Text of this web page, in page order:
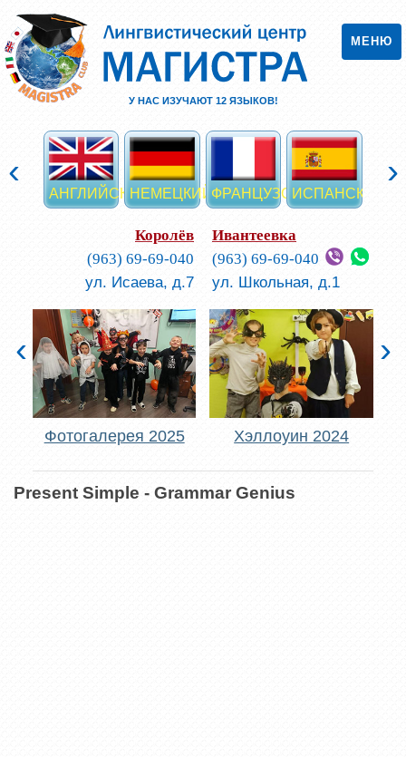
МЕНЮ
У НАС ИЗУЧАЮТ 12ЯЗЫКОВ!
АНГЛИЙСКИЙНЕМЕЦКИЙФРАНЦУЗСКИЙИСПАНСКИЙ
‹ ›
Королёв
(963) 69-69-040
ул. Исаева, д.7
Ивантеевка
(963) 69-69-040
ул. Школьная, д.1
Фотогалерея 2025 Хэллоуин 2024
‹ ›
Present Simple - Grammar Genius